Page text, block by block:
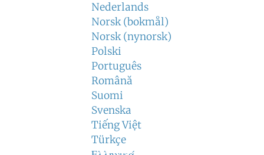
Nederlands
Norsk (bokmål)
Norsk (nynorsk)
Polski
Português
Română
Suomi
Svenska
Tiếng Việt
Türkçe